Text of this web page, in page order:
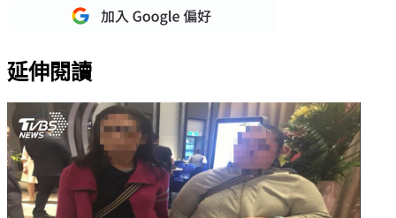
延伸閱讀